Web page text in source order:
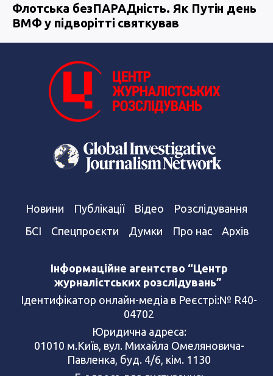
Флотська безПАРАДність. Як Путін день
ВМФ у підворітті святкував
Новини Публікації Відео
Розслідування
БСІ
Спецпроєкти Думки Про нас Архів
Інформаційне агентство “Центр
журналістських розслідувань”
Ідентифікатор онлайн-медіа в Реєстрі:№ R40-
04702
Юридична адреса:
01010 м.Київ, вул. Михайла Омеляновича-
Павленка, буд. 4/6, кім. 1130